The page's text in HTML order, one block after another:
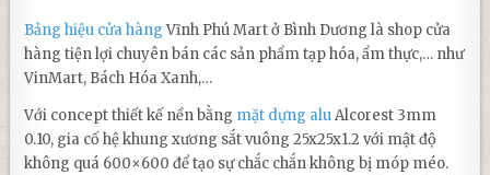
Bảng hiệu cửa hàngVĩnh Phú Mart ở Bình Dương là shop cửa
hàng tiện lợi chuyên bán các sản phẩm tạp hóa, ẩm thực,… như
VinMart, Bách Hóa Xanh,…
Với concept thiết kế nền bằng mặt dựng aluAlcorest 3mm
0.10, gia cố hệ khung xương sắt vuông 25x25x1.2 với mật độ
không quá 600×600 để tạo sự chắc chắn không bị móp méo.